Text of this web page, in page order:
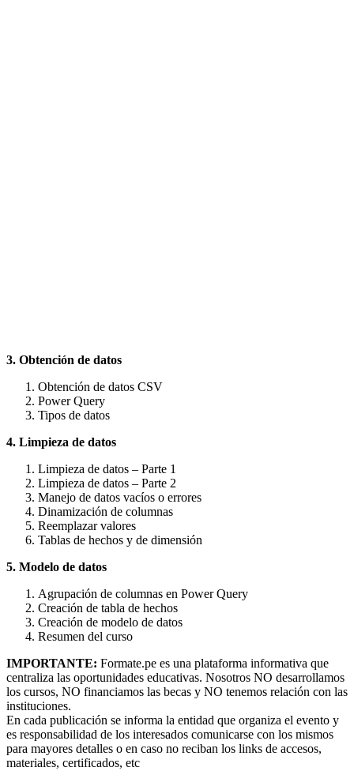
3. Obtención de datos
Obtención de datos CSV
Power Query
Tipos de datos
4. Limpieza de datos
Limpieza de datos – Parte 1
Limpieza de datos – Parte 2
Manejo de datos vacíos o errores
Dinamización de columnas
Reemplazar valores
Tablas de hechos y de dimensión
5. Modelo de datos
Agrupación de columnas en Power Query
Creación de tabla de hechos
Creación de modelo de datos
Resumen del curso
IMPORTANTE: Formate.pe es una plataforma informativa que
centraliza las oportunidades educativas. Nosotros NO desarrollamos
los cursos, NO financiamos las becas y NO tenemos relación con las
instituciones.
En cada publicación se informa la entidad que organiza el evento y
es responsabilidad de los interesados comunicarse con los mismos
para mayores detalles o en caso no reciban los links de accesos,
materiales, certificados, etc